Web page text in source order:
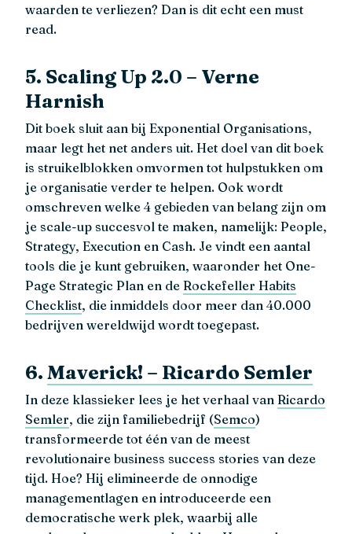
waarden te verliezen? Dan is dit echt een must
read.
5. Scaling Up 2.0 – Verne
Harnish
Dit boek sluit aan bij Exponential Organisations,
maar legt het net anders uit. Het doel van dit boek
is struikelblokken omvormen tot hulpstukken om
je organisatie verder te helpen. Ook wordt
omschreven welke 4 gebieden van belang zijn om
je scale-up succesvol te maken, namelijk: People,
Strategy, Execution en Cash. Je vindt een aantal
tools die je kunt gebruiken, waaronder het One-
Page Strategic Plan en de Rockefeller Habits
Checklist, die inmiddels door meer dan 40.000
bedrijven wereldwijd wordt toegepast.
6. Maverick! – Ricardo Semler
In deze klassieker lees je het verhaal van Ricardo
Semler, die zijn familiebedrijf (Semco)
transformeerde tot één van de meest
revolutionaire business success stories van deze
tijd. Hoe? Hij elimineerde de onnodige
managementlagen en introduceerde een
democratische werk plek, waarbij alle